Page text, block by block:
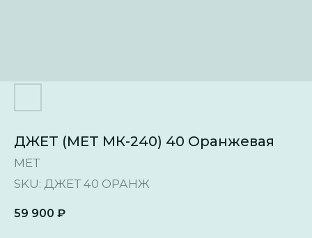
ДЖЕТ (МЕТ МК-240) 40 Оранжевая
МЕТ
SKU: ДЖЕТ 40 ОРАНЖ
59 900 ₽